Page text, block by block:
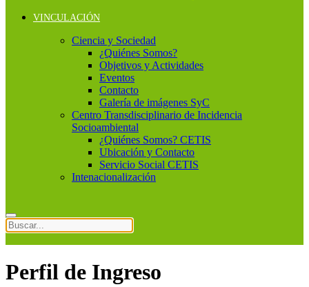
VINCULACIÓN
Ciencia y Sociedad
¿Quiénes Somos?
Objetivos y Actividades
Eventos
Contacto
Galería de imágenes SyC
Centro Transdisciplinario de Incidencia
Socioambiental
¿Quiénes Somos? CETIS
Ubicación y Contacto
Servicio Social CETIS
Intenacionalización
Perfil de Ingreso